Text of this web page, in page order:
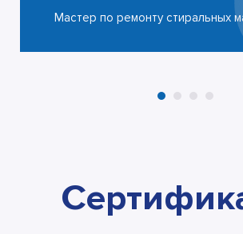
Мастер по ремонту стиральных